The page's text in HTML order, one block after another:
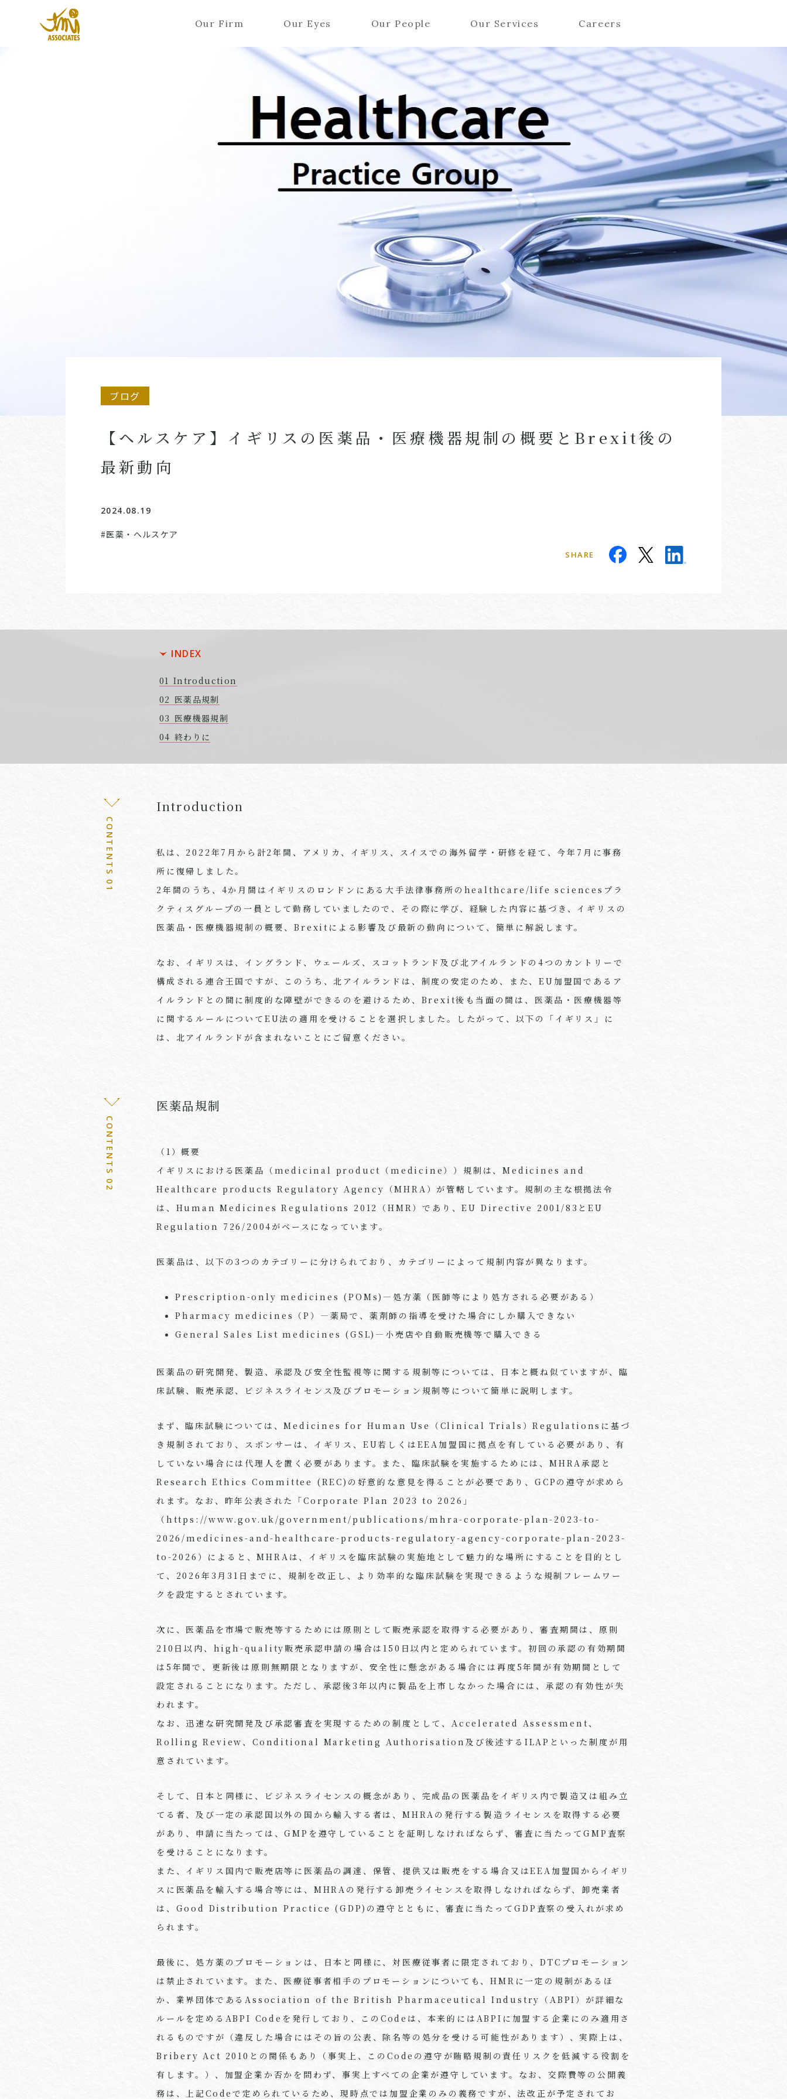
Our Firm Our Eyes Our People Our Services Careers
ブログ
【ヘルスケア】イギリスの医薬品・医療機器規制の概要とBrexit後の
最新動向
2024.08.19
#医薬・ヘルスケア
SHARE
INDEX
Introduction
医薬品規制
医療機器規制
終わりに
CONTENTS 01
Introduction
私は、2022年7月から計2年間、アメリカ、イギリス、スイスでの海外留学・研修を経て、今年7月に事務
所に復帰しました。
2年間のうち、4か月間はイギリスのロンドンにある大手法律事務所のhealthcare/life sciencesプラ
クティスグループの一員として勤務していましたので、その際に学び、経験した内容に基づき、イギリスの
医薬品・医療機器規制の概要、Brexitによる影響及び最新の動向について、簡単に解説します。
なお、イギリスは、イングランド、ウェールズ、スコットランド及び北アイルランドの4つのカントリーで
構成される連合王国ですが、このうち、北アイルランドは、制度の安定のため、また、EU加盟国であるア
イルランドとの間に制度的な障壁ができるのを避けるため、Brexit後も当面の間は、医薬品・医療機器等
に関するルールについてEU法の適用を受けることを選択しました。したがって、以下の「イギリス」に
は、北アイルランドが含まれないことにご留意ください。
CONTENTS 02
医薬品規制
（1）概要
イギリスにおける医薬品（medicinal product（medicine））規制は、Medicines and
Healthcare products Regulatory Agency（MHRA）が管轄しています。規制の主な根拠法令
は、Human Medicines Regulations 2012（HMR）であり、EU Directive 2001/83とEU
Regulation 726/2004がベースになっています。
医薬品は、以下の3つのカテゴリーに分けられており、カテゴリーによって規制内容が異なります。
Prescription-only medicines (POMs)―処方薬（医師等により処方される必要がある）
Pharmacy medicines（P）―薬局で、薬剤師の指導を受けた場合にしか購入できない
General Sales List medicines (GSL)―小売店や自動販売機等で購入できる
医薬品の研究開発、製造、承認及び安全性監視等に関する規制等については、日本と概ね似ていますが、臨
床試験、販売承認、ビジネスライセンス及びプロモーション規制等について簡単に説明します。
まず、臨床試験については、Medicines for Human Use（Clinical Trials）Regulationsに基づ
き規制されており、スポンサーは、イギリス、EU若しくはEEA加盟国に拠点を有している必要があり、有
していない場合には代理人を置く必要があります。また、臨床試験を実施するためには、MHRA承認と
Research Ethics Committee (REC)の好意的な意見を得ることが必要であり、GCPの遵守が求めら
れます。なお、昨年公表された「Corporate Plan 2023 to 2026」
（https://www.gov.uk/government/publications/mhra-corporate-plan-2023-to-
2026/medicines-and-healthcare-products-regulatory-agency-corporate-plan-2023-
to-2026）によると、MHRAは、イギリスを臨床試験の実施地として魅力的な場所にすることを目的とし
て、2026年3月31日までに、規制を改正し、より効率的な臨床試験を実現できるような規制フレームワー
クを設定するとされています。
次に、医薬品を市場で販売等するためには原則として販売承認を取得する必要があり、審査期間は、原則
210日以内、high-quality販売承認申請の場合は150日以内と定められています。初回の承認の有効期間
は5年間で、更新後は原則無期限となりますが、安全性に懸念がある場合には再度5年間が有効期間として
設定されることになります。ただし、承認後3年以内に製品を上市しなかった場合には、承認の有効性が失
われます。
なお、迅速な研究開発及び承認審査を実現するための制度として、Accelerated Assessment、
Rolling Review、Conditional Marketing Authorisation及び後述するILAPといった制度が用
意されています。
そして、日本と同様に、ビジネスライセンスの概念があり、完成品の医薬品をイギリス内で製造又は組み立
てる者、及び一定の承認国以外の国から輸入する者は、MHRAの発行する製造ライセンスを取得する必要
があり、申請に当たっては、GMPを遵守していることを証明しなければならず、審査に当たってGMP査察
を受けることになります。
また、イギリス国内で販売店等に医薬品の調達、保管、提供又は販売をする場合又はEEA加盟国からイギリ
スに医薬品を輸入する場合等には、MHRAの発行する卸売ライセンスを取得しなければならず、卸売業者
は、Good Distribution Practice (GDP)の遵守とともに、審査に当たってGDP査察の受入れが求め
られます。
最後に、処方薬のプロモーションは、日本と同様に、対医療従事者に限定されており、DTCプロモーション
は禁止されています。また、医療従事者相手のプロモーションについても、HMRに一定の規制があるほ
か、業界団体であるAssociation of the British Pharmaceutical Industry（ABPI）が詳細な
ルールを定めるABPI Codeを発行しており、このCodeは、本来的にはABPIに加盟する企業にのみ適用さ
れるものですが（違反した場合にはその旨の公表、除名等の処分を受ける可能性があります）、実際上は、
Bribery Act 2010との関係もあり（事実上、このCodeの遵守が賄賂規制の責任リスクを低減する役割を
有します。）、加盟企業か否かを問わず、事実上すべての企業が遵守しています。なお、交際費等の公開義
務は、上記Codeで定められているため、現時点では加盟企業のみの義務ですが、法改正が予定されてお